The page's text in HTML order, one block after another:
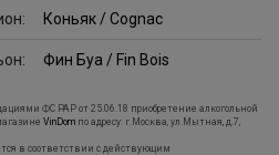
Коньяк / Cognac
Фин Буа / Fin Bois
ФС РАР от 25.06.18 приобретение алкогольной
VinDom по адресу: г.Москва, ул.Мытная, д.7,
в соответствии с действующим